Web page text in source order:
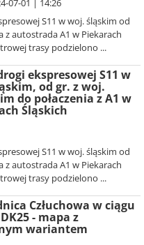
07-01 | 14:26
S11 w woj. śląskim od
z autostrada A1 w Piekarach
trasy podzielono ...
ekspresowej S11 w
od gr. z woj.
do połaczenia z A1 w
Śląskich
S11 w woj. śląskim od
z autostrada A1 w Piekarach
trasy podzielono ...
Człuchowa w ciągu
- mapa z
wariantem